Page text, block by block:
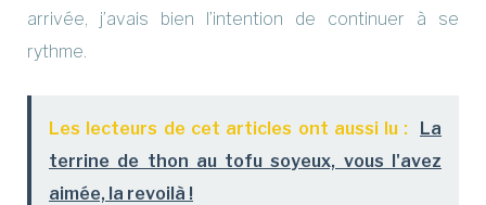
arrivée, j’avais bien l’intention de continuer à se
rythme.
Les lecteurs de cet articles ont aussi lu :
La
terrine de thon au tofu soyeux, vous l'avez
aimée, la revoilà !